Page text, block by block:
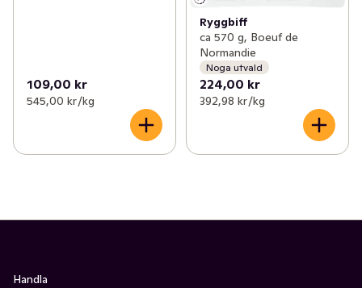
109,00 kr
545,00 kr /kg
Ryggbiff
ca 570 g, Boeuf de
Normandie
Noga utvald
224,00 kr
392,98 kr /kg
Handla